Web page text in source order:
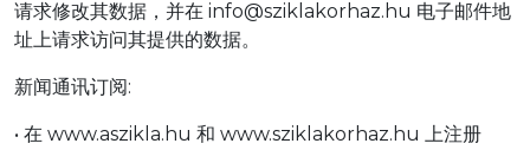
请求修改其数据，并在 info@sziklakorhaz.hu 电子邮件地
址上请求访问其提供的数据。
新闻通讯订阅:
• 在 www.aszikla.hu 和 www.sziklakorhaz.hu 上注册